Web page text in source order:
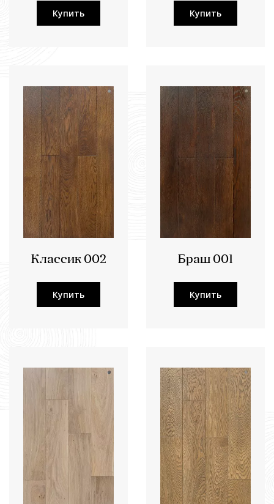
Купить Купить
Классик 002
Купить
Браш 001
Купить